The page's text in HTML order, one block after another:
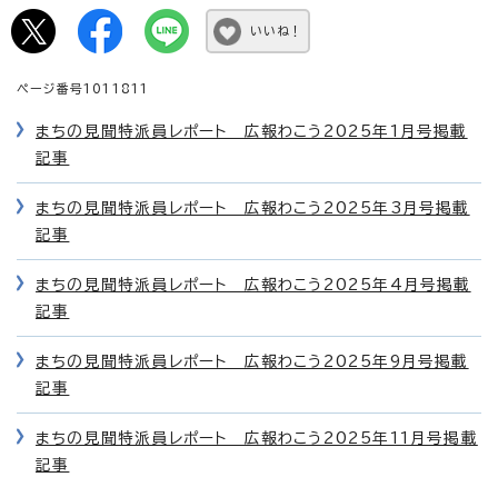
いいね！
ページ番号1011811
まちの見聞特派員レポート 広報わこう2025年1月号掲載
記事
まちの見聞特派員レポート 広報わこう2025年3月号掲載
記事
まちの見聞特派員レポート 広報わこう2025年4月号掲載
記事
まちの見聞特派員レポート 広報わこう2025年9月号掲載
記事
まちの見聞特派員レポート 広報わこう2025年11月号掲載
記事